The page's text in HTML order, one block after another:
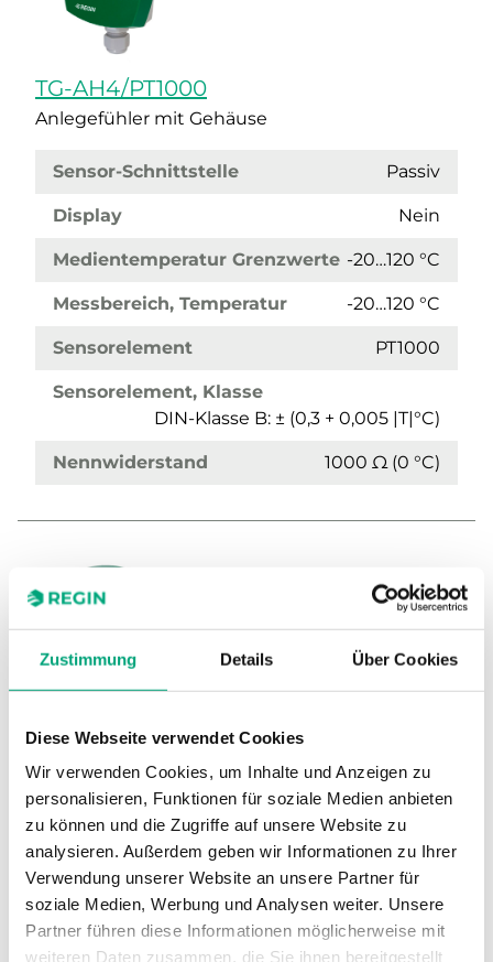
Zustimmung Details Über Cookies
Diese Webseite verwendet Cookies
Wir verwenden Cookies, um Inhalte und Anzeigen zu
personalisieren, Funktionen für soziale Medien anbieten
zu können und die Zugriffe auf unsere Website zu
analysieren. Außerdem geben wir Informationen zu Ihrer
Verwendung unserer Website an unsere Partner für
soziale Medien, Werbung und Analysen weiter. Unsere
Partner führen diese Informationen möglicherweise mit
weiteren Daten zusammen, die Sie ihnen bereitgestellt
TG-AH4/PT1000
Anlegefühler mit Gehäuse
Sensor-Schnittstelle Passiv
Display Nein
Medientemperatur Grenzwerte -20…120 °C
Messbereich, Temperatur -20…120 °C
Sensorelement PT1000
Sensorelement, Klasse
DIN-Klasse B: ± (0,3 + 0,005 |T|°C)
Nennwiderstand 1000 Ω (0 °C)
TG-AH4/NTC10-01
Sensor-Schnittstelle
Display Nein
Medientemperatur Grenzwerte -20…120 °C